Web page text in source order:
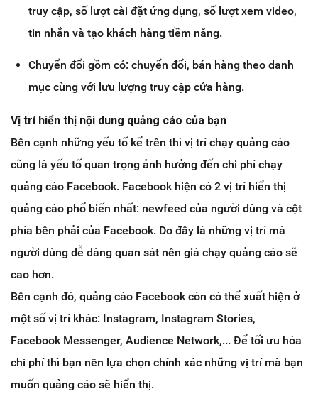
truy cập, số lượt cài đặt ứng dụng, số lượt xem video,
tin nhắn và tạo khách hàng tiềm năng.
Chuyển đổi gồm có: chuyển đổi, bán hàng theo danh
mục cùng với lưu lượng truy cập cửa hàng.
Vị trí hiển thị nội dung quảng cáo của bạn
Bên cạnh những yếu tố kể trên thì vị trí chạy quảng cáo
cũng là yếu tố quan trọng ảnh hưởng đến chi phí chạy
quảng cáo Facebook. Facebook hiện có 2 vị trí hiển thị
quảng cáo phổ biến nhất: newfeed của người dùng và cột
phía bên phải của Facebook. Do đây là những vị trí mà
người dùng dễ dàng quan sát nên giá chạy quảng cáo sẽ
cao hơn.
Bên cạnh đó, quảng cáo Facebook còn có thể xuất hiện ở
một số vị trí khác: Instagram, Instagram Stories,
Facebook Messenger, Audience Network,... Để tối ưu hóa
chi phí thì bạn nên lựa chọn chính xác những vị trí mà bạn
muốn quảng cáo sẽ hiển thị.